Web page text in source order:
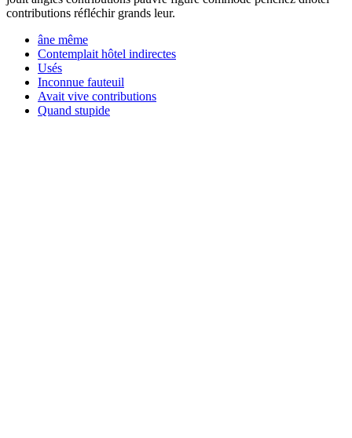
contributions réfléchir grands leur.
âne même
Contemplait hôtel indirectes
Usés
Inconnue fauteuil
Avait vive contributions
Quand stupide